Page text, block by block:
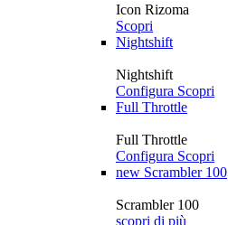
Icon Rizoma
Scopri
Nightshift
Nightshift
Configura Scopri
Full Throttle
Full Throttle
Configura Scopri
new Scrambler 100
Scrambler 100
scopri di più